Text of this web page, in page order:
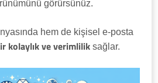
görürsünüz.
hem de kişisel e-posta
kolaylık ve verimlilik sağlar.